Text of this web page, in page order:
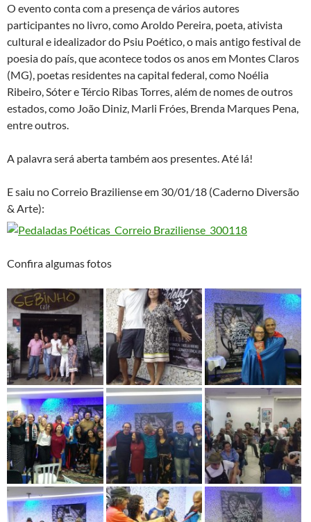
O evento conta com a presença de vários autores
participantes no livro, como Aroldo Pereira, poeta, ativista
cultural e idealizador do Psiu Poético, o mais antigo festival de
poesia do país, que acontece todos os anos em Montes Claros
(MG), poetas residentes na capital federal, como Noélia
Ribeiro, Sóter e Tércio Ribas Torres, além de nomes de outros
estados, como João Diniz, Marli Fróes, Brenda Marques Pena,
entre outros.
A palavra será aberta também aos presentes. Até lá!
E saiu no Correio Braziliense em 30/01/18 (Caderno Diversão
& Arte):
Confira algumas fotos